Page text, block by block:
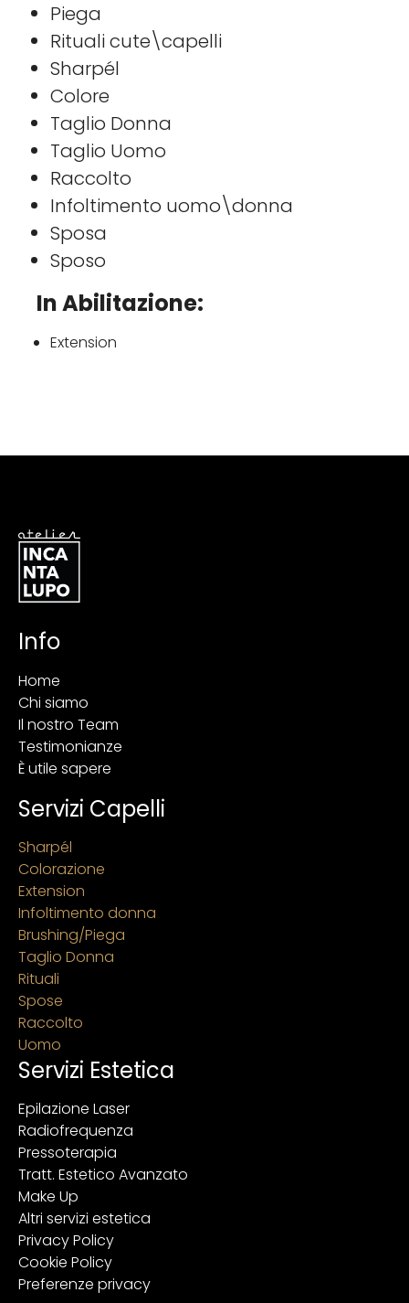
Piega
Rituali cute\capelli
Sharpél
Colore
Taglio Donna
Taglio Uomo
Raccolto
Infoltimento uomo\donna
Sposa
Sposo
In Abilitazione:
Extension
Info
Home
Chi siamo
Il nostro Team
Testimonianze
È utile sapere
Servizi Capelli
Sharpél
Colorazione
Extension
Infoltimento donna
Brushing/Piega
Taglio Donna
Rituali
Spose
Raccolto
Uomo
Servizi Estetica
Epilazione Laser
Radiofrequenza
Pressoterapia
Tratt. Estetico Avanzato
Make Up
Altri servizi estetica
Privacy Policy
Cookie Policy
Preferenze privacy